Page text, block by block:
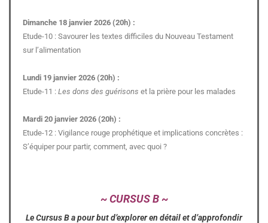
Dimanche 18 janvier 2026 (20h) :
Etude-10 : Savourer les textes difficiles du Nouveau Testament
sur l’alimentation
Lundi 19 janvier 2026 (20h) :
Etude-11 : Les dons des guérisons et la prière pour les malades
Mardi 20 janvier 2026 (20h) :
Etude-12 : Vigilance rouge prophétique et implications concrètes :
S’équiper pour partir, comment, avec quoi ?
~ CURSUS B ~
Le Cursus B a pour but d’explorer en détail et d’approfondir